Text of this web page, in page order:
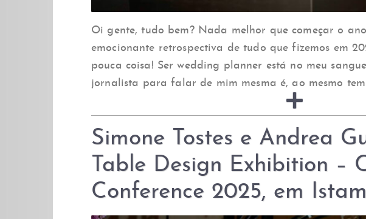
Oi gente, tudo bem? Nada melhor que começar o
emocionante retrospectiva de tudo que fizemos em
pouca coisa! Ser wedding planner está no meu
jornalista para falar de mim mesma é, ao mesmo
Simone Tostes e Andrea
Table Design Exhibition –
Conference 2025, em